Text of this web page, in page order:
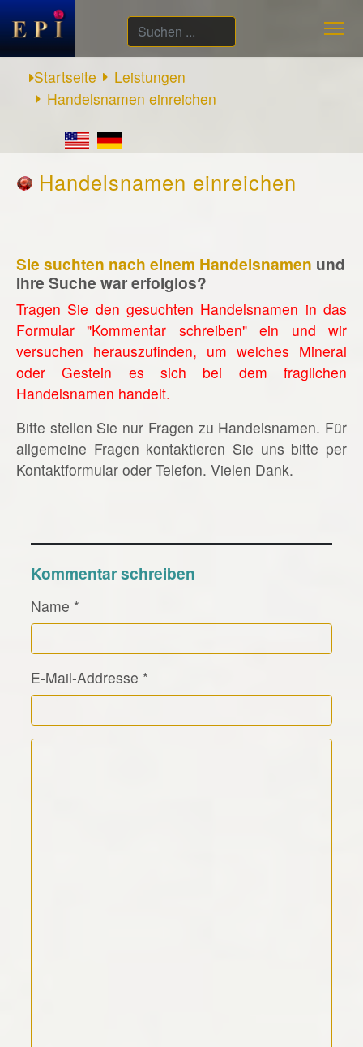
Suchen
...
Startseite
Leistungen
Handelsnamen einreichen
Handelsnamen einreichen
Sie suchten nach einem Handelsnamen und
Ihre Suche war erfolglos?
Tragen Sie den gesuchten Handelsnamen in das
Formular "Kommentar schreiben" ein und wir
versuchen herauszufinden, um welches Mineral
oder Gestein es sich bei dem fraglichen
Handelsnamen handelt.
Bitte stellen Sie nur Fragen zu Handelsnamen. Für
allgemeine Fragen kontaktieren Sie uns bitte per
Kontaktformular oder Telefon. Vielen Dank.
Kommentar schreiben
Name *
E-Mail-Addresse *
Kommentar Text